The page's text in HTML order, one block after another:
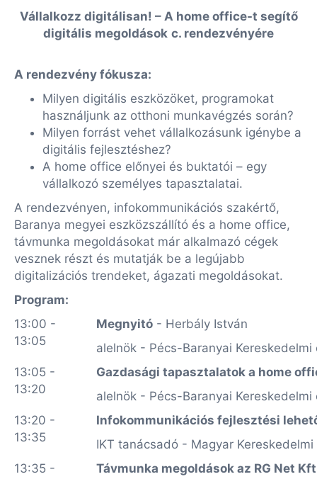
Vállalkozz digitálisan! – A home office-t segítő
digitális megoldások c. rendezvényére
A rendezvény fókusza:
Milyen digitális eszközöket, programokat
használjunk az otthoni munkavégzés során?
Milyen forrást vehet vállalkozásunk igénybe a
digitális fejlesztéshez?
A home office előnyei és buktatói – egy
vállalkozó személyes tapasztalatai.
A rendezvényen, infokommunikációs szakértő,
Baranya megyei eszközszállító és a home office,
távmunka megoldásokat már alkalmazó cégek
vesznek részt és mutatják be a legújabb
digitalizációs trendeket, ágazati megoldásokat.
Program:
13:00 -
13:05
Megnyitó - Herbály István
alelnök - Pécs-Baranyai Kereskedelmi
13:05 -
13:20
Gazdasági tapasztalatok a home
alelnök - Pécs-Baranyai Kereskedelmi
13:20 -
13:35
Infokommunikációs fejlesztési
IKT tanácsadó - Magyar
13:35 -
Távmunka megoldások az RG Net